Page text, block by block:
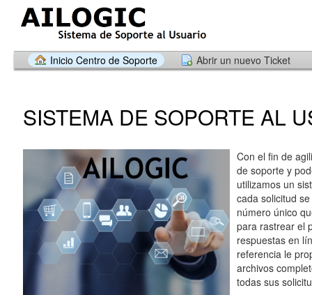
Inicio Centro de Soporte Abrir un nuevo Ticket
SISTEMA DE SOPORTE AL
Con el fin de
de soporte y
utilizamos un
cada solicitud
número único
para rastrear el
respuestas en
referencia le
archivos
todas sus